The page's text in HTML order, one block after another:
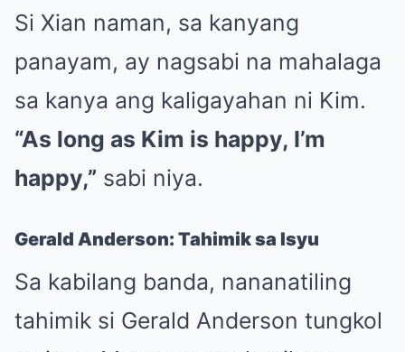
Si Xian naman, sa kanyang
panayam, ay nagsabi na mahalaga
sa kanya ang kaligayahan ni Kim.
“As long as Kim is happy, I’m
happy,” sabi niya.
Gerald Anderson: Tahimik sa Isyu
Sa kabilang banda, nananatiling
tahimik si Gerald Anderson tungkol